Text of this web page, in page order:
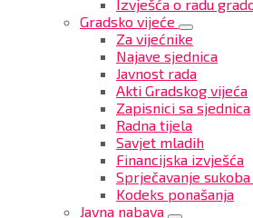
Izvješća o radu
Gradsko vijeće
Za vijećnike
Najave sjednica
Javnost rada
Akti Gradskog vijeća
Zapisnici sa sjednica
Radna tijela
Savjet mladih
Financijska izvješća
Sprječavanje
Kodeks ponašanja
Javna nabava